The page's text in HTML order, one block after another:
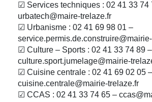
☑ Services techniques : 02 41 33 74
urbatech@maire-trelaze.fr
☑ Urbanisme : 02 41 69 98 01 –
☑ Culture – Sports : 02 41 33 74 89 –
culture.sport.jumelage@mairie-
☑ Cuisine centrale : 02 41 69 02 05 –
cuisine.centrale@mairie-trelaze.fr
☑ CCAS : 02 41 33 74 65 –